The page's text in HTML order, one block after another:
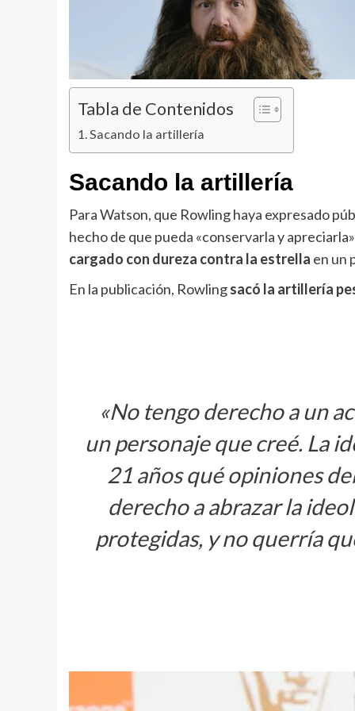
Tabla de Contenidos
Sacando la artillería
Sacando la artillería
Para Watson, que Rowling haya expresado
hecho de que pueda «conservarla y
cargado con dureza contra la estrella en un
En la publicación, Rowlingsacó la artillería
«No tengo derecho a un
un personaje que creé. La
21 años qué opiniones
derecho a abrazar la
protegidas, y no querría